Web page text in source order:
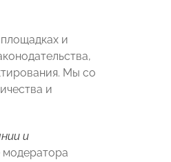
и
Мы со
и
и
модератора